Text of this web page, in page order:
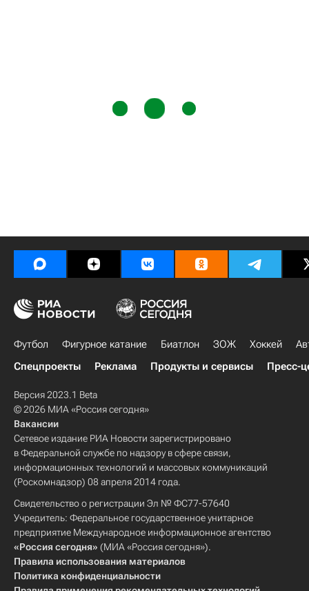
Футбол Фигурное катание Биатлон ЗОЖ Хоккей
Спецпроекты
Реклама Продукты и сервисы Пресс-
Версия 2023.1 Beta
© 2026 МИА «Россия сегодня»
Вакансии
Сетевое издание РИА Новости зарегистрировано
в Федеральной службе по надзору в сфере связи,
информационных технологий и массовых коммуникаций
(Роскомнадзор) 08 апреля 2014 года.
Свидетельство о регистрации Эл № ФС77-57640
Учредитель: Федеральное государственное унитарное
предприятие Международное информационное агентство
«Россия сегодня» (МИА «Россия сегодня»).
Правила использования материалов
Политика конфиденциальности